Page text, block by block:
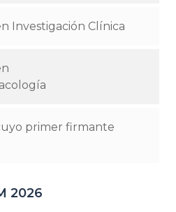
Investigación Clínica
primer firmante
2026